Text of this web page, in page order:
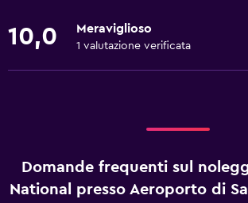
10,0 Meraviglioso
1 valutazione verificata
Domande frequenti sul
National presso Aeroporto di